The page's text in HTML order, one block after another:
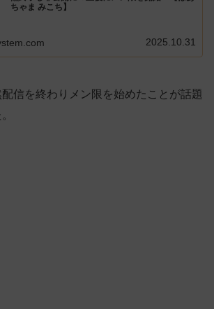
ちゃま みこち】
2025.10.31
信を終わりメン限を始めたことが話題